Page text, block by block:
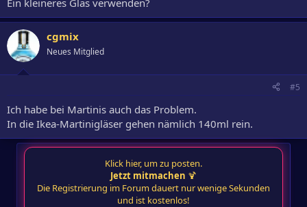
Ein kleineres Glas verwenden?
cgmix
Neues Mitglied
#5
Ich habe bei Martinis auch das Problem.
In die Ikea-Martinigläser gehen nämlich 140ml rein.
Klick hier, um zu posten.
Jetzt mitmachen 🍹
Die Registrierung im Forum dauert nur wenige Sekunden
und ist kostenlos!